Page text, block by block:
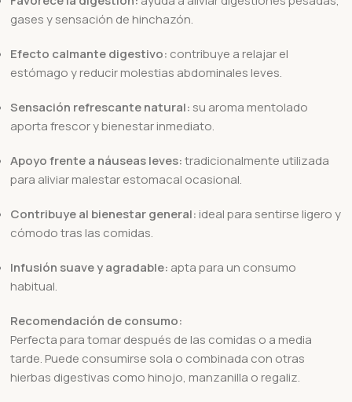
gases y sensación de hinchazón.
Efecto calmante digestivo: contribuye a relajar el
estómago y reducir molestias abdominales leves.
Sensación refrescante natural: su aroma mentolado
aporta frescor y bienestar inmediato.
Apoyo frente a náuseas leves:tradicionalmente utilizada
para aliviar malestar estomacal ocasional.
Contribuye al bienestar general: ideal para sentirse ligero y
cómodo tras las comidas.
Infusión suave y agradable: apta para un consumo
habitual.
Recomendación de consumo:
Perfecta para tomar después de las comidas o a media
tarde. Puede consumirse sola o combinada con otras
hierbas digestivas como hinojo, manzanilla o regaliz.